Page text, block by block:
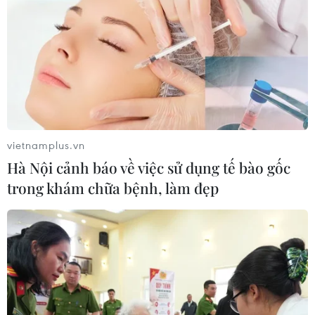
#Donald Trump #Tổng thống Mỹ
#đảng Dân chủ
#luận tội
#Tái đắc cử Mỹ
Theo dõi VietnamPlus
vietnamplus.vn
Hà Nội cảnh báo về việc sử dụng tế bào gốc
trong khám chữa bệnh, làm đẹp